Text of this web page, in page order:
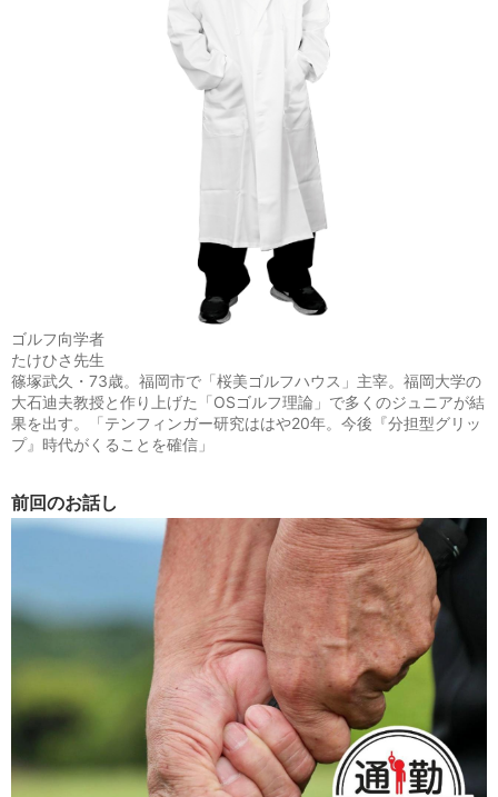
ゴルフ向学者
たけひさ先生
篠塚武久・73歳。福岡市で「桜美ゴルフハウス」主宰。福岡大学の
大石迪夫教授と作り上げた「OSゴルフ理論」で多くのジュニアが結
果を出す。「テンフィンガー研究ははや20年。今後『分担型グリッ
プ』時代がくることを確信」
前回のお話し